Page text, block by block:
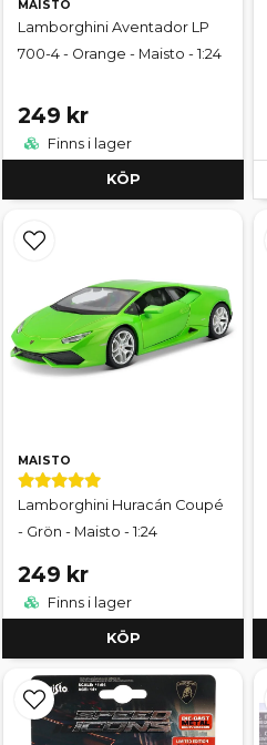
MAISTO
Lamborghini Aventador LP
700-4 - Orange - Maisto - 1:24
249 kr
Finns i lager
KÖP
MAISTO
Lamborghini Huracán Coupé
- Grön - Maisto - 1:24
249 kr
Finns i lager
KÖP